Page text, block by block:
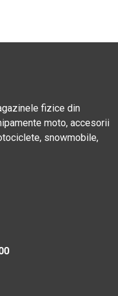
fizice din
moto, accesorii
snowmobile,